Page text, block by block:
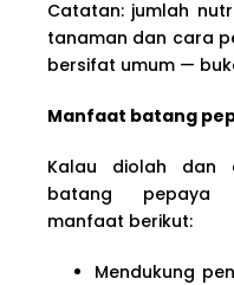
Catatan: jumlah
tanaman dan cara
bersifat umum —
Manfaat batang
Kalau diolah dan
batang pepaya
manfaat berikut:
Mendukung